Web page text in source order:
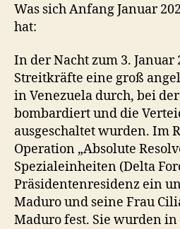
Was sich Anfang Januar
hat:
In der Nacht zum 3. Januar
Streitkräfte eine groß
in Venezuela durch, bei
bombardiert und die
ausgeschaltet wurden. Im
Operation „Absolute
Spezialeinheiten (Delta
Präsidentenresidenz ein
Maduro und seine Frau
Maduro fest. Sie wurden in